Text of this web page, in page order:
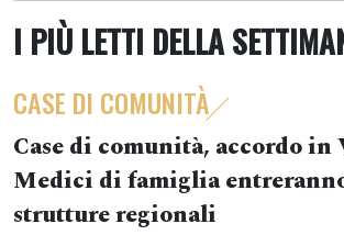
I PIÙ LETTI DELLA
CASE DI COMUNITÀ
Case di comunità, accordo in
Medici di famiglia
strutture regionali